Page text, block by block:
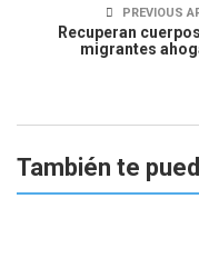
PREVIOUS
Recuperan
migrantes
También te